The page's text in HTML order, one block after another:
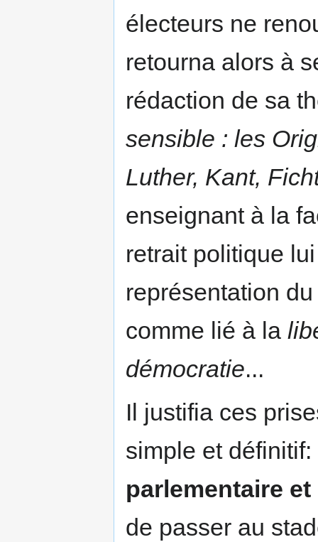
électeurs ne
retourna alors à
rédaction de sa
sensible : les
Luther, Kant,
enseignant à la
retrait politique
représentation
comme lié à la
démocratie...
Il justifia ces
simple et définitif:
parlementaire
de passer au